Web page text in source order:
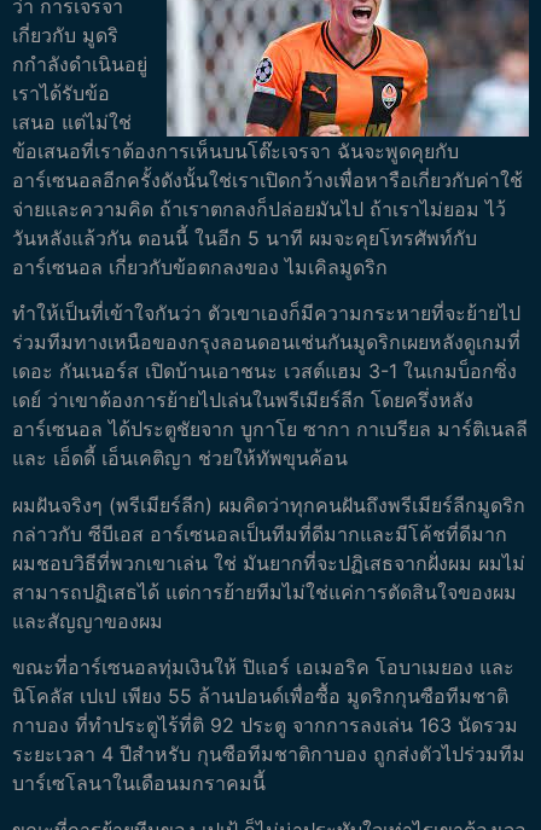
ว่า การเจรจา
เกี่ยวกับ มูดริ
กกำลังดำเนินอยู่
เราได้รับข้อ
เสนอ แต่ไม่ใช่
ข้อเสนอที่เราต้องการเห็นบนโต๊ะเจรจา ฉันจะพูดคุยกับ
อาร์เซนอลอีกครั้งดังนั้นใช่เราเปิดกว้างเพื่อหารือเกี่ยวกับค่าใช้
จ่ายและความคิด ถ้าเราตกลงก็ปล่อยมันไป ถ้าเราไม่ยอม ไว้
วันหลังแล้วกัน ตอนนี้ ในอีก 5 นาที ผมจะคุยโทรศัพท์กับ
อาร์เซนอล เกี่ยวกับข้อตกลงของ ไมเคิลมูดริก
ทำให้เป็นที่เข้าใจกันว่า ตัวเขาเองก็มีความกระหายที่จะย้ายไป
ร่วมทีมทางเหนือของกรุงลอนดอนเช่นกันมูดริกเผยหลังดูเกมที่
เดอะ กันเนอร์ส เปิดบ้านเอาชนะ เวสต์แฮม 3-1 ในเกมบ็อกซิ่ง
เดย์ ว่าเขาต้องการย้ายไปเล่นในพรีเมียร์ลีก โดยครึ่งหลัง
อาร์เซนอล ได้ประตูชัยจาก บูกาโย ซากา กาเบรียล มาร์ติเนลลี
และ เอ็ดดี้ เอ็นเคติญา ช่วยให้ทัพขุนค้อน
ผมฝันจริงๆ (พรีเมียร์ลีก) ผมคิดว่าทุกคนฝันถึงพรีเมียร์ลีกมูดริก
กล่าวกับ ซีบีเอส อาร์เซนอลเป็นทีมที่ดีมากและมีโค้ชที่ดีมาก
ผมชอบวิธีที่พวกเขาเล่น ใช่ มันยากที่จะปฏิเสธจากฝั่งผม ผมไม่
สามารถปฏิเสธได้ แต่การย้ายทีมไม่ใช่แค่การตัดสินใจของผม
และสัญญาของผม
ขณะที่อาร์เซนอลทุ่มเงินให้ ปิแอร์ เอเมอริค โอบาเมยอง และ
นิโคลัส เปเป เพียง 55 ล้านปอนด์เพื่อซื้อ มูดริกกุนซือทีมชาติ
กาบอง ที่ทำประตูไร้ที่ติ 92 ประตู จากการลงเล่น 163 นัดรวม
ระยะเวลา 4 ปีสำหรับ กุนซือทีมชาติกาบอง ถูกส่งตัวไปร่วมทีม
บาร์เซโลนาในเดือนมกราคมนี้